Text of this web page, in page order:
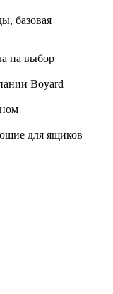
базовая
на выбор
Boyard
для ящиков